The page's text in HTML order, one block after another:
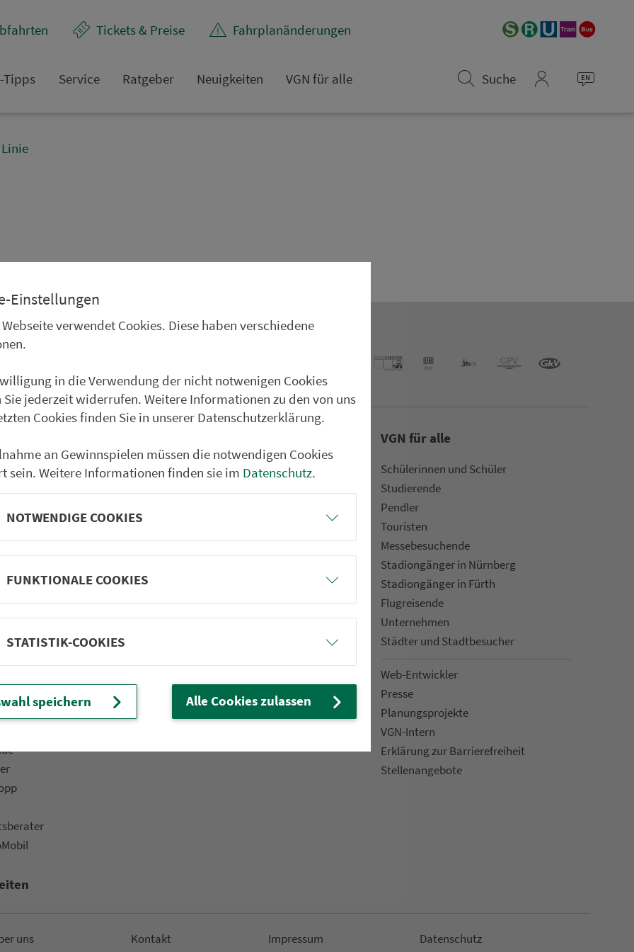
Tickets & Preise Fahr­plan­ände­rungen
Tipps Service Rat­ge­ber Neuigkeiten VGN für alle
Suche
Linie
1.100 Linien.
Partner im VGN
Städtetouren
Genusstouren
Fahrplan & Tickets«
Versand
Rat­ge­ber
Fahr­rad­mit­nah­me
VGN für alle
Schülerinnen und Schüler
Stu­die­rende
Pendler
Touristen
Mes­se­be­suchende
Sta­di­on­gän­ger in Nürn­berg
Sta­di­on­gän­ger in Fürth
Flug­rei­sen­de
Un­ter­neh­men
Städter und Stadt­be­su­cher
Web-Entwickler
Presse
Pla­nungs­pro­jekte
VGN-Intern
Erklärung zur Bar­ri­e­re­frei­heit
Stellenan­ge­bote
uns Kon­takt Impressum Da­ten­schutz
Einstellungen
Webseite verwendet Cookies. Diese haben verschiedene
in die Verwendung der nicht notwenigen Cookies
Sie jederzeit widerrufen. Weitere Informationen zu den von uns
Cookies finden Sie in unserer Datenschutzerklärung.
an Gewinnspielen müssen die notwendigen Cookies
sein. Weitere Informationen finden sie im Datenschutz.
NOTWENDIGE COOKIES
FUNKTIONALE COOKIES
STATISTIK-COOKIES
speichern Alle Cookies zulassen